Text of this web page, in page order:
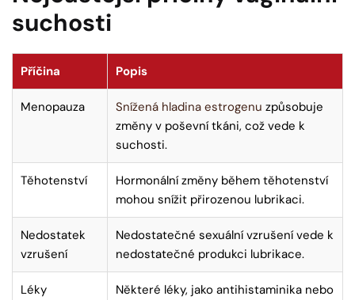
suchosti
Příčina Popis
Menopauza Snížená hladina estrogenu způsobuje
změny v poševní tkáni, což vede k
suchosti.
Těhotenství
Hormonální změny během těhotenství
mohou snížit přirozenou lubrikaci.
Nedostatek
vzrušení
Nedostatečné sexuální vzrušení vede k
nedostatečné produkci lubrikace.
Léky
Některé léky, jako antihistaminika nebo